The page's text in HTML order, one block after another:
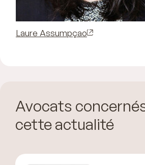
Laure Assumpçao
Avocats
cette actualité